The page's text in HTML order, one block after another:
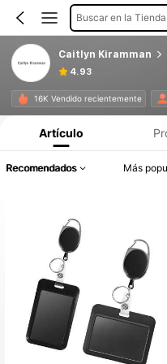
Buscar en la Tienda
Caitlyn Kiramman
4.93
16K Vendido recientemente
Artículo
Recomendados Más